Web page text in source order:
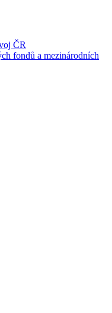
ČR
fondů a mezinárodních